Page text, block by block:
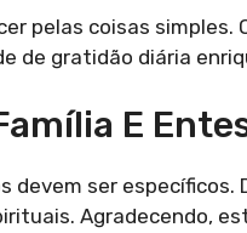
pelas coisas simples.
de gratidão diária
E
devem ser específicos.
Agradecendo,